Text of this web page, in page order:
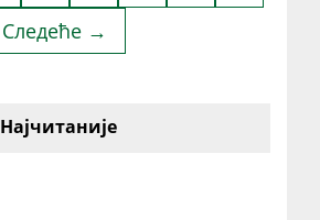
Следеће →
Најчитаније